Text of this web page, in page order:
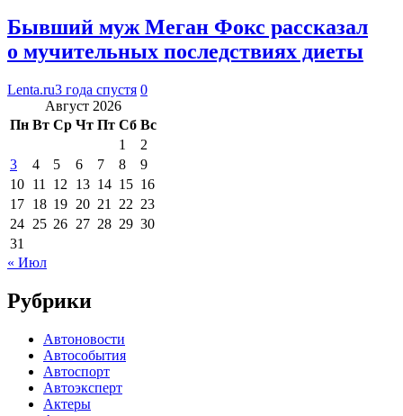
Бывший муж Меган Фокс рассказал
о мучительных последствиях диеты
Lenta.ru3 года спустя 0
Август 2026
Пн Вт Ср Чт Пт Сб Вс
1
2
3
4 5 6 7 8
9
10 11 12 13 14 15 16
17 18 19 20 21 22 23
24 25 26 27 28 29 30
31
« Июл
Рубрики
Автоновости
Автособытия
Автоспорт
Автоэксперт
Актеры